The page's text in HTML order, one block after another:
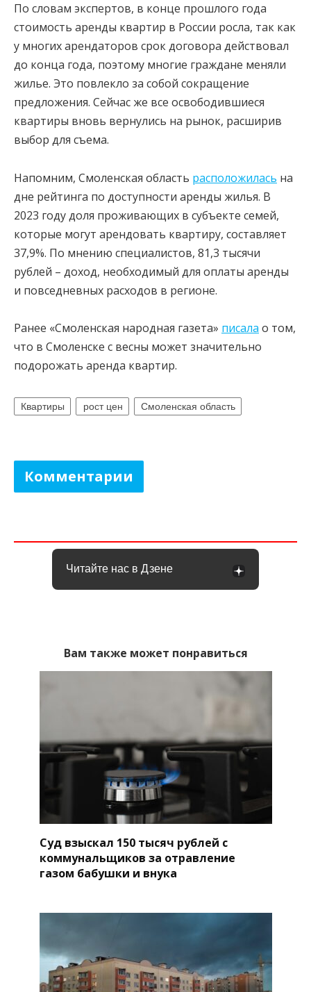
По словам экспертов, в конце прошлого года
стоимость аренды квартир в России росла, так как
у многих арендаторов срок договора действовал
до конца года, поэтому многие граждане меняли
жилье. Это повлекло за собой сокращение
предложения. Сейчас же все освободившиеся
квартиры вновь вернулись на рынок, расширив
выбор для съема.
Напомним, Смоленская область расположилась на
дне рейтинга по доступности аренды жилья. В
2023 году доля проживающих в субъекте семей,
которые могут арендовать квартиру, составляет
37,9%. По мнению специалистов, 81,3 тысячи
рублей – доход, необходимый для оплаты аренды
и повседневных расходов в регионе.
Ранее «Смоленская народная газета» писала о том,
что в Смоленске с весны может значительно
подорожать аренда квартир.
Квартиры рост цен Смоленская область
Комментарии
Читайте нас в Дзене
Вам также может понравиться
Суд взыскал 150 тысяч рублей с
коммунальщиков за отравление
газом бабушки и внука